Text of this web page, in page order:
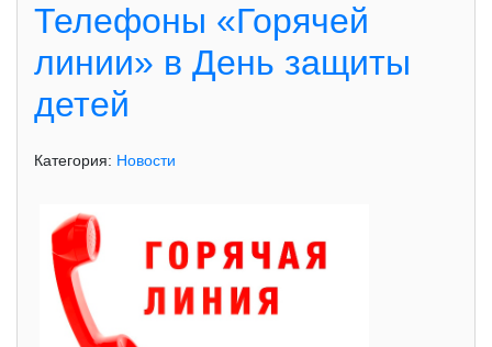
Телефоны «Горячей
линии» в День защиты
детей
Категория: Новости